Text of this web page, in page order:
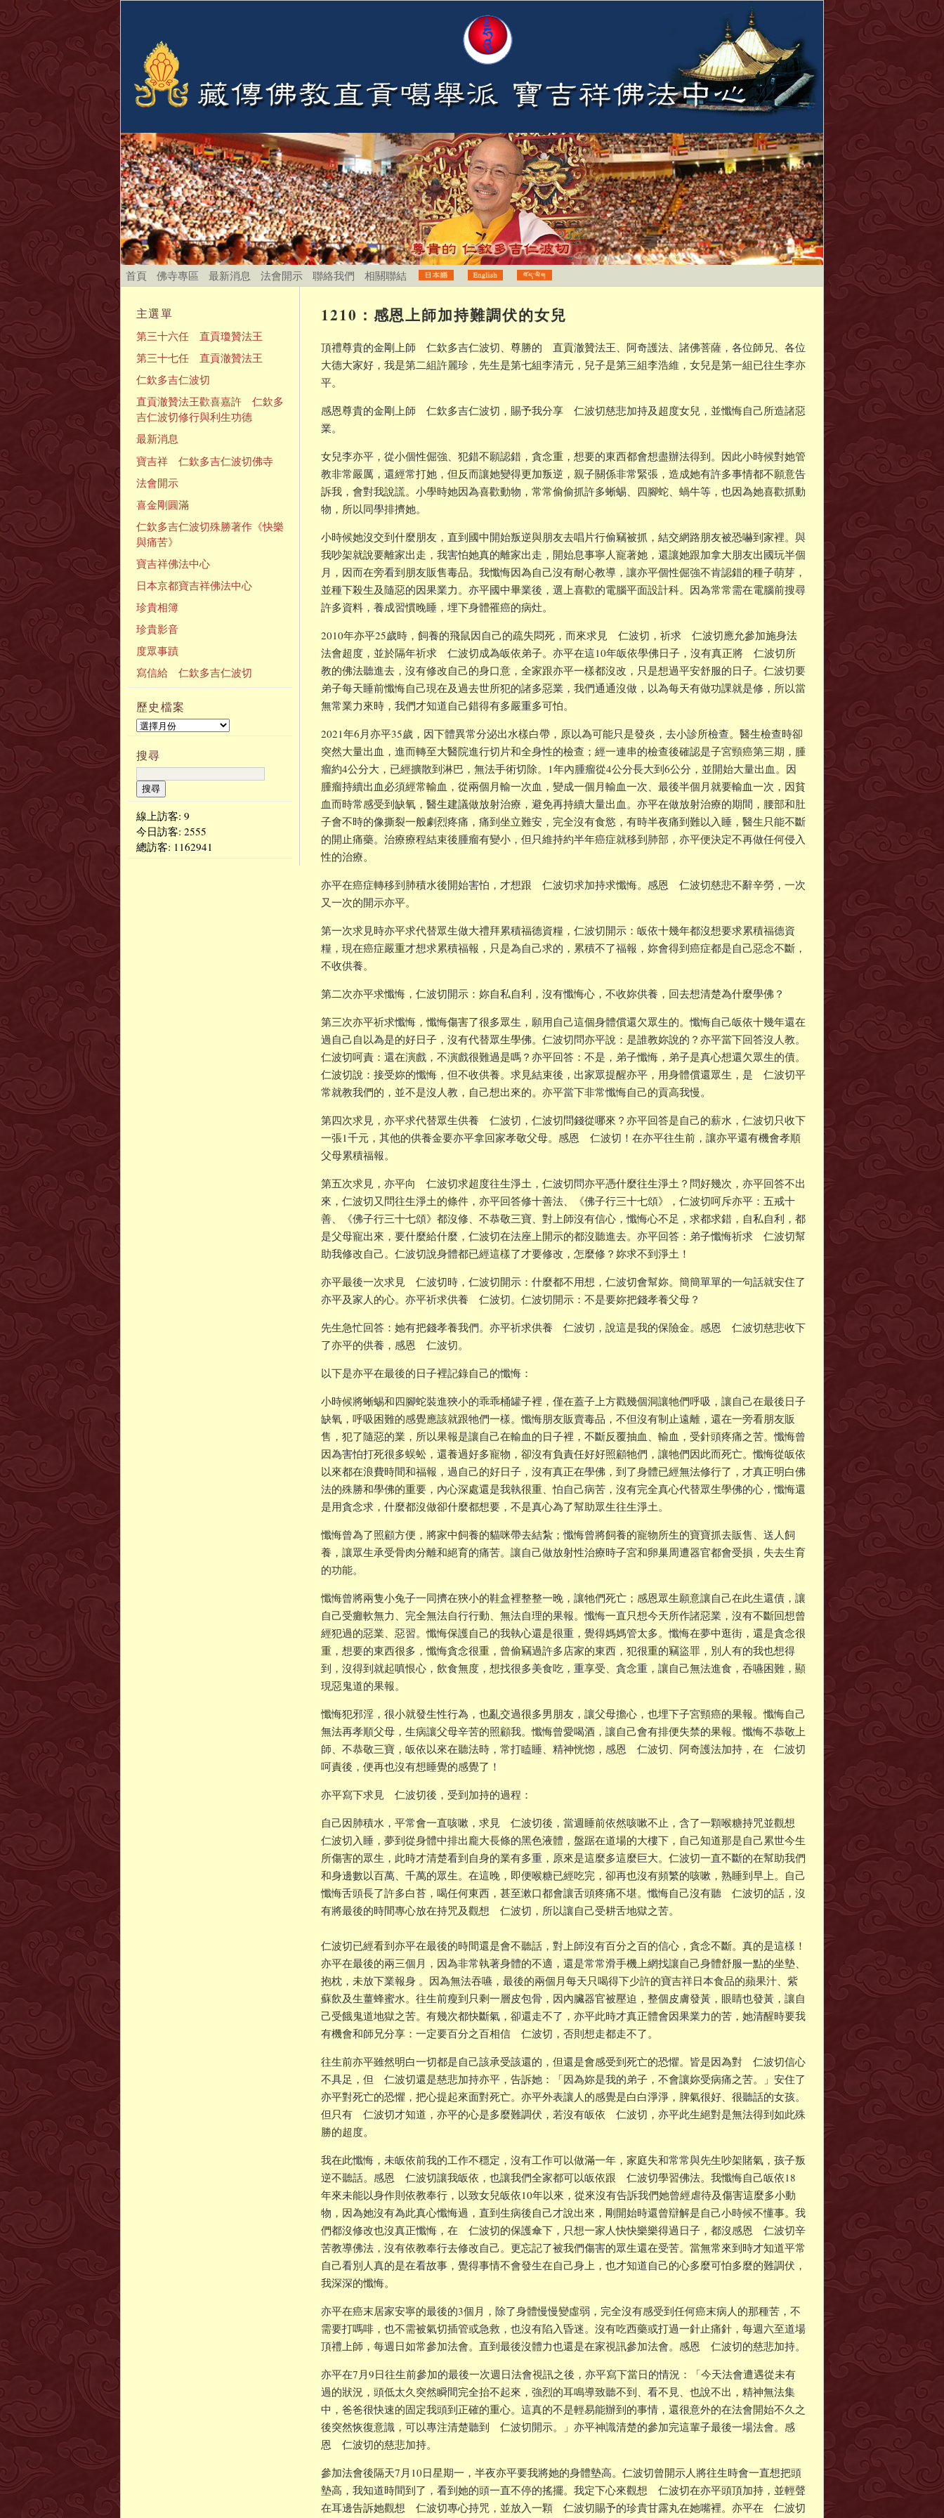
首頁 佛寺專區 最新消息 法會開示 聯絡我們 相關聯結
1210：感恩上師加持難調伏的女兒
頂禮尊貴的金剛上師 仁欽多吉仁波切、尊勝的 直貢澈贊法王、阿奇護法、諸佛菩薩，各位師兄、各位
大德大家好，我是第二組許麗珍，先生是第七組李清元，兒子是第三組李浩維，女兒是第一組已往生李亦
平。
感恩尊貴的金剛上師 仁欽多吉仁波切，賜予我分享 仁波切慈悲加持及超度女兒，並懺悔自己所造諸惡
業。
女兒李亦平，從小個性倔強、犯錯不願認錯，貪念重，想要的東西都會想盡辦法得到。因此小時候對她管
教非常嚴厲，還經常打她，但反而讓她變得更加叛逆，親子關係非常緊張，造成她有許多事情都不願意告
訴我，會對我說謊。小學時她因為喜歡動物，常常偷偷抓許多蜥蜴、四腳蛇、蝸牛等，也因為她喜歡抓動
物，所以同學排擠她。
小時候她沒交到什麼朋友，直到國中開始叛逆與朋友去唱片行偷竊被抓，結交網路朋友被恐嚇到家裡。與
我吵架就說要離家出走，我害怕她真的離家出走，開始息事寧人寵著她，還讓她跟加拿大朋友出國玩半個
月，因而在旁看到朋友販售毒品。我懺悔因為自己沒有耐心教導，讓亦平個性倔強不肯認錯的種子萌芽，
並種下殺生及隨惡的因果業力。亦平國中畢業後，選上喜歡的電腦平面設計科。因為常常需在電腦前搜尋
許多資料，養成習慣晚睡，埋下身體罹癌的病灶。
2010年亦平25歲時，飼養的飛鼠因自己的疏失悶死，而來求見 仁波切，祈求 仁波切應允參加施身法
法會超度，並於隔年祈求 仁波切成為皈依弟子。亦平在這10年皈依學佛日子，沒有真正將 仁波切所
教的佛法聽進去，沒有修改自己的身口意，全家跟亦平一樣都沒改，只是想過平安舒服的日子。仁波切要
弟子每天睡前懺悔自己現在及過去世所犯的諸多惡業，我們通通沒做，以為每天有做功課就是修，所以當
無常業力來時，我們才知道自己錯得有多嚴重多可怕。
2021年6月亦平35歲，因下體異常分泌出水樣白帶，原以為可能只是發炎，去小診所檢查。醫生檢查時卻
突然大量出血，進而轉至大醫院進行切片和全身性的檢查；經一連串的檢查後確認是子宮頸癌第三期，腫
瘤約4公分大，已經擴散到淋巴，無法手術切除。1年內腫瘤從4公分長大到6公分，並開始大量出血。因
腫瘤持續出血必須經常輸血，從兩個月輸一次血，變成一個月輸血一次、最後半個月就要輸血一次，因貧
血而時常感受到缺氧，醫生建議做放射治療，避免再持續大量出血。亦平在做放射治療的期間，腰部和肚
子會不時的像撕裂一般劇烈疼痛，痛到坐立難安，完全沒有食慾，有時半夜痛到難以入睡，醫生只能不斷
的開止痛藥。治療療程結束後腫瘤有變小，但只維持約半年癌症就移到肺部，亦平便決定不再做任何侵入
性的治療。
亦平在癌症轉移到肺積水後開始害怕，才想跟 仁波切求加持求懺悔。感恩 仁波切慈悲不辭辛勞，一次
又一次的開示亦平。
第一次求見時亦平求代替眾生做大禮拜累積福德資糧，仁波切開示：皈依十幾年都沒想要求累積福德資
糧，現在癌症嚴重才想求累積福報，只是為自己求的，累積不了福報，妳會得到癌症都是自己惡念不斷，
不收供養。
第二次亦平求懺悔，仁波切開示：妳自私自利，沒有懺悔心，不收妳供養，回去想清楚為什麼學佛？
第三次亦平祈求懺悔，懺悔傷害了很多眾生，願用自己這個身體償還欠眾生的。懺悔自己皈依十幾年還在
過自己自以為是的好日子，沒有代替眾生學佛。仁波切問亦平說：是誰教妳說的？亦平當下回答沒人教。
仁波切呵責：還在演戲，不演戲很難過是嗎？亦平回答：不是，弟子懺悔，弟子是真心想還欠眾生的債。
仁波切說：接受妳的懺悔，但不收供養。求見結束後，出家眾提醒亦平，用身體償還眾生，是 仁波切平
常就教我們的，並不是沒人教，自己想出來的。亦平當下非常懺悔自己的貢高我慢。
第四次求見，亦平求代替眾生供養 仁波切，仁波切問錢從哪來？亦平回答是自己的薪水，仁波切只收下
一張1千元，其他的供養金要亦平拿回家孝敬父母。感恩 仁波切！在亦平往生前，讓亦平還有機會孝順
父母累積福報。
第五次求見，亦平向 仁波切求超度往生淨土，仁波切問亦平憑什麼往生淨土？問好幾次，亦平回答不出
來，仁波切又問往生淨土的條件，亦平回答修十善法、《佛子行三十七頌》，仁波切呵斥亦平：五戒十
善、《佛子行三十七頌》都沒修、不恭敬三寶、對上師沒有信心，懺悔心不足，求都求錯，自私自利，都
是父母寵出來，要什麼給什麼，仁波切在法座上開示的都沒聽進去。亦平回答：弟子懺悔祈求 仁波切幫
助我修改自己。仁波切說身體都已經這樣了才要修改，怎麼修？妳求不到淨土！
亦平最後一次求見 仁波切時，仁波切開示：什麼都不用想，仁波切會幫妳。簡簡單單的一句話就安住了
亦平及家人的心。亦平祈求供養 仁波切。仁波切開示：不是要妳把錢孝養父母？
先生急忙回答：她有把錢孝養我們。亦平祈求供養 仁波切，說這是我的保險金。感恩 仁波切慈悲收下
了亦平的供養，感恩 仁波切。
以下是亦平在最後的日子裡記錄自己的懺悔：
小時候將蜥蜴和四腳蛇裝進狹小的乖乖桶罐子裡，僅在蓋子上方戳幾個洞讓牠們呼吸，讓自己在最後日子
缺氧，呼吸困難的感覺應該就跟牠們一樣。懺悔朋友販賣毒品，不但沒有制止遠離，還在一旁看朋友販
售，犯了隨惡的業，所以果報是讓自己在輸血的日子裡，不斷反覆抽血、輸血，受針頭疼痛之苦。懺悔曾
因為害怕打死很多蜈蚣，還養過好多寵物，卻沒有負責任好好照顧牠們，讓牠們因此而死亡。懺悔從皈依
以來都在浪費時間和福報，過自己的好日子，沒有真正在學佛，到了身體已經無法修行了，才真正明白佛
法的殊勝和學佛的重要，內心深處還是我執很重、怕自己病苦，沒有完全真心代替眾生學佛的心，懺悔還
是用貪念求，什麼都沒做卻什麼都想要，不是真心為了幫助眾生往生淨土。
懺悔曾為了照顧方便，將家中飼養的貓咪帶去結紮；懺悔曾將飼養的寵物所生的寶寶抓去販售、送人飼
養，讓眾生承受骨肉分離和絕育的痛苦。讓自己做放射性治療時子宮和卵巢周遭器官都會受損，失去生育
的功能。
懺悔曾將兩隻小兔子一同擠在狹小的鞋盒裡整整一晚，讓牠們死亡；感恩眾生願意讓自己在此生還債，讓
自己受癱軟無力、完全無法自行行動、無法自理的果報。懺悔一直只想今天所作諸惡業，沒有不斷回想曾
經犯過的惡業、惡習。懺悔保護自己的我執心還是很重，覺得媽媽管太多。懺悔在夢中逛街，還是貪念很
重，想要的東西很多，懺悔貪念很重，曾偷竊過許多店家的東西，犯很重的竊盜罪，別人有的我也想得
到，沒得到就起嗔恨心，飲食無度，想找很多美食吃，重享受、貪念重，讓自己無法進食，吞嚥困難，顯
現惡鬼道的果報。
懺悔犯邪淫，很小就發生性行為，也亂交過很多男朋友，讓父母擔心，也埋下子宮頸癌的果報。懺悔自己
無法再孝順父母，生病讓父母辛苦的照顧我。懺悔曾愛喝酒，讓自己會有排便失禁的果報。懺悔不恭敬上
師、不恭敬三寶，皈依以來在聽法時，常打瞌睡、精神恍惚，感恩 仁波切、阿奇護法加持，在 仁波切
呵責後，便再也沒有想睡覺的感覺了！
亦平寫下求見 仁波切後，受到加持的過程：
自己因肺積水，平常會一直咳嗽，求見 仁波切後，當週睡前依然咳嗽不止，含了一顆喉糖持咒並觀想
仁波切入睡，夢到從身體中排出龐大長條的黑色液體，盤踞在道場的大樓下，自己知道那是自己累世今生
所傷害的眾生，此時才清楚看到自身的業有多重，原來是這麼多這麼巨大。仁波切一直不斷的在幫助我們
和身邊數以百萬、千萬的眾生。在這晚，即便喉糖已經吃完，卻再也沒有頻繁的咳嗽，熟睡到早上。自己
懺悔舌頭長了許多白苔，喝任何東西，甚至漱口都會讓舌頭疼痛不堪。懺悔自己沒有聽 仁波切的話，沒
有將最後的時間專心放在持咒及觀想 仁波切，所以讓自己受耕舌地獄之苦。
仁波切已經看到亦平在最後的時間還是會不聽話，對上師沒有百分之百的信心，貪念不斷。真的是這樣！
亦平在最後的兩三個月，因為非常執著身體的不適，還是常常滑手機上網找讓自己身體舒服一點的坐墊、
抱枕，未放下業報身 。因為無法吞嚥，最後的兩個月每天只喝得下少許的寶吉祥日本食品的蘋果汁、紫
蘇飲及生薑蜂蜜水。往生前瘦到只剩一層皮包骨，因內臟器官被壓迫，整個皮膚發黃，眼睛也發黃，讓自
己受餓鬼道地獄之苦。有幾次都快斷氣，卻還走不了，亦平此時才真正體會因果業力的苦，她清醒時要我
有機會和師兄分享：一定要百分之百相信 仁波切，否則想走都走不了。
往生前亦平雖然明白一切都是自己該承受該還的，但還是會感受到死亡的恐懼。皆是因為對 仁波切信心
不具足，但 仁波切還是慈悲加持亦平，告訴她：「因為妳是我的弟子，不會讓妳受病痛之苦。」安住了
亦平對死亡的恐懼，把心提起來面對死亡。亦平外表讓人的感覺是白白淨淨，脾氣很好、很聽話的女孩。
但只有 仁波切才知道，亦平的心是多麼難調伏，若沒有皈依 仁波切，亦平此生絕對是無法得到如此殊
勝的超度。
我在此懺悔，未皈依前我的工作不穩定，沒有工作可以做滿一年，家庭失和常常與先生吵架賭氣，孩子叛
逆不聽話。感恩 仁波切讓我皈依，也讓我們全家都可以皈依跟 仁波切學習佛法。我懺悔自己皈依18
年來未能以身作則依教奉行，以致女兒皈依10年以來，從來沒有告訴我們她曾經虐待及傷害這麼多小動
物，因為她沒有為此真心懺悔過，直到生病後自己才說出來，剛開始時還曾辯解是自己小時候不懂事。我
們都沒修改也沒真正懺悔，在 仁波切的保護傘下，只想一家人快快樂樂得過日子，都沒感恩 仁波切辛
苦教導佛法，沒有依教奉行去修改自己。更忘記了被我們傷害的眾生還在受苦。當無常來到時才知道平常
自己看別人真的是在看故事，覺得事情不會發生在自己身上，也才知道自己的心多麼可怕多麼的難調伏，
我深深的懺悔。
亦平在癌末居家安寧的最後的3個月，除了身體慢慢變虛弱，完全沒有感受到任何癌末病人的那種苦，不
需要打嗎啡，也不需被氣切插管或急救，也沒有陷入昏迷。沒有吃西藥或打過一針止痛針，每週六至道場
頂禮上師，每週日如常參加法會。直到最後沒體力也還是在家視訊參加法會。感恩 仁波切的慈悲加持。
亦平在7月9日往生前參加的最後一次週日法會視訊之後，亦平寫下當日的情況：「今天法會遭遇從未有
過的狀況，頭低太久突然瞬間完全抬不起來，強烈的耳鳴導致聽不到、看不見、也說不出，精神無法集
中，爸爸很快速的固定我頭到正確的重心。這真的不是輕易能辦到的事情，還很意外的在法會開始不久之
後突然恢復意識，可以專注清楚聽到 仁波切開示。」亦平神識清楚的參加完這輩子最後一場法會。感
恩 仁波切的慈悲加持。
參加法會後隔天7月10日星期一，半夜亦平要我將她的身體墊高。仁波切曾開示人將往生時會一直想把頭
墊高，我知道時間到了，看到她的頭一直不停的搖擺。我定下心來觀想 仁波切在亦平頭頂加持，並輕聲
在耳邊告訴她觀想 仁波切專心持咒，並放入一顆 仁波切賜予的珍貴甘露丸在她嘴裡。亦平在 仁波切
主選單
第三十六任 直貢瓊贊法王
第三十七任 直貢澈贊法王
仁欽多吉仁波切
直貢澈贊法王歡喜嘉許 仁欽多
吉仁波切修行與利生功德
最新消息
寶吉祥 仁欽多吉仁波切佛寺
法會開示
喜金剛圓滿
仁欽多吉仁波切殊勝著作《快樂
與痛苦》
寶吉祥佛法中心
日本京都寶吉祥佛法中心
珍貴相簿
珍貴影音
度眾事蹟
寫信給 仁欽多吉仁波切
歷史檔案
搜尋
線上訪客: 9
今日訪客: 2555
總訪客: 1162941